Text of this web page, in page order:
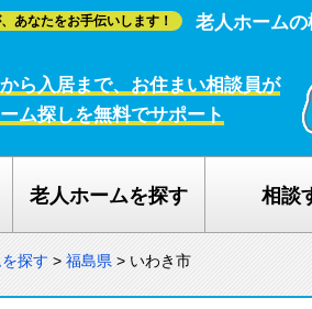
あなたをお手伝いします！ 老人ホーム
ら入居まで、お住まい相談員が
ム探しを無料でサポート
老人ホームを探す 相談
探す > 福島県 > いわき市